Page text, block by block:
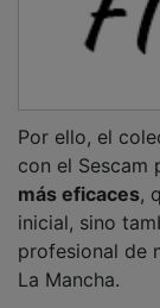
Por ello, el
con el
más eficaces,
inicial, sino
profesional de
La Mancha.